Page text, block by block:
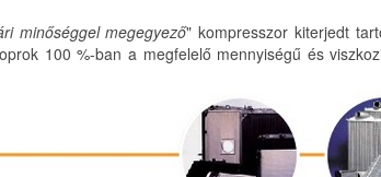
minőséggel megegyező" kompresszor kiterjedt
100 %-ban a megfelelő mennyiségű és